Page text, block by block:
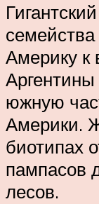
Америку к
Аргентины
южную
Америки.
биотипах
пампасов
лесов.